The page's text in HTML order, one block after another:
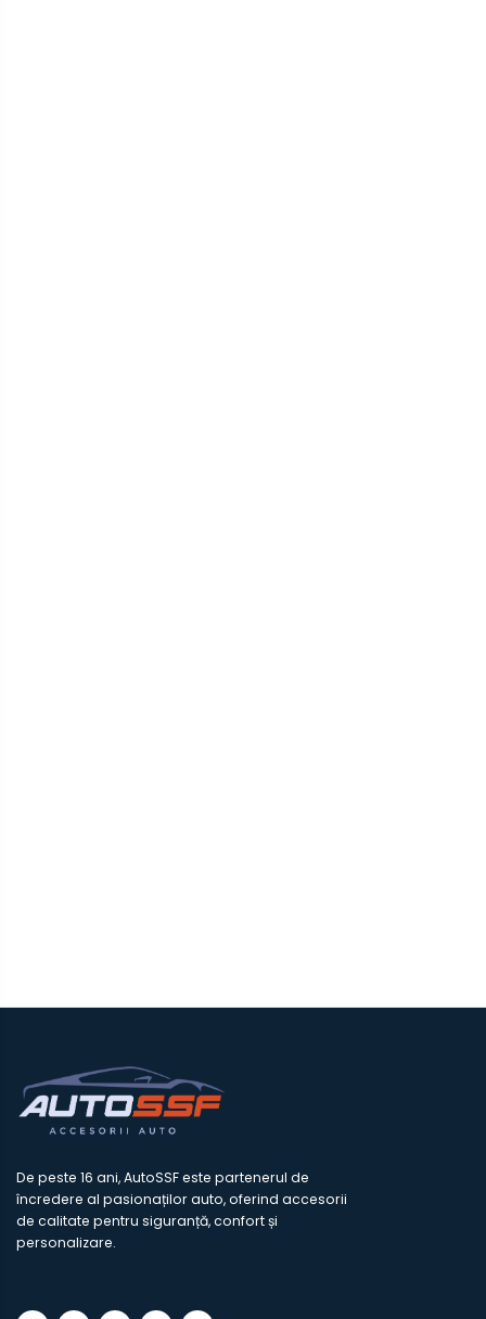
De peste 16 ani, AutoSSF este partenerul de
încredere al pasionaților auto, oferind accesorii
de calitate pentru siguranță, confort și
personalizare.